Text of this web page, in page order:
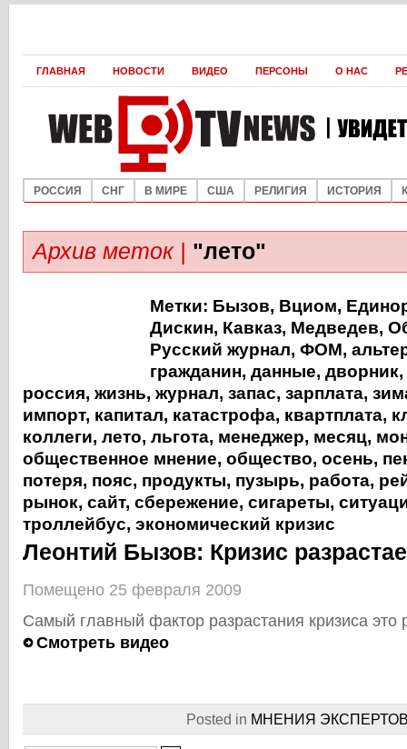
ГЛАВНАЯ НОВОСТИ ВИДЕО ПЕРСОНЫ О НАС
РОССИЯ СНГ В МИРЕ США РЕЛИГИЯ ИСТОРИЯ
Архив меток | "лето"
Метки: Бызов, Вциом,
Дискин, Кавказ, Медведев,
Русский журнал, ФОМ,
гражданин, данные, дворник,
россия, жизнь, журнал, запас, зарплата,
импорт, капитал, катастрофа, квартплата,
коллеги, лето, льгота, менеджер, месяц,
общественное мнение, общество, осень,
потеря, пояс, продукты, пузырь, работа,
рынок, сайт, сбережение, сигареты,
троллейбус, экономический кризис
Леонтий Бызов: Кризис
Помещено 25 февраля 2009
Самый главный фактор разрастания кризиса это
Смотреть видео
Posted in МНЕНИЯ